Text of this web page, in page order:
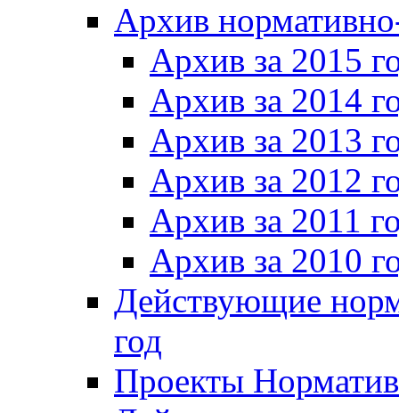
Архив
Архив за 2015
Архив за 2014
Архив за 2013
Архив за 2012
Архив за 2011
Архив за 2010
Действующие
год
Проекты